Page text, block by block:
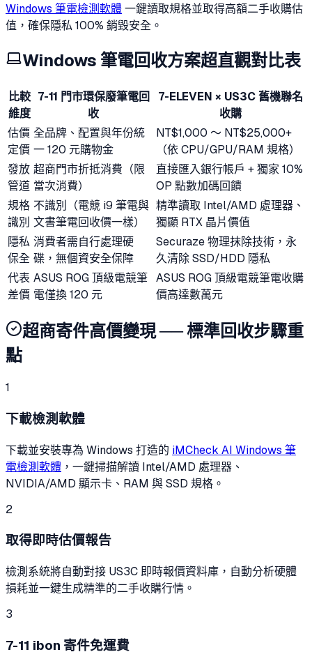
Windows 筆電檢測軟體一鍵讀取規格並取得高額二手收購估
值，確保隱私 100% 銷毀安全。
Windows 筆電回收方案超直觀對比表
比較
維度
7-11 門市環保廢筆電回
收
7-ELEVEN × US3C 舊機聯名
收購
估價
定價
全品牌、配置與年份統
一 120 元購物金
NT$1,000 ～ NT$25,000+
（依 CPU/GPU/RAM 規格）
發放
管道
超商門市折抵消費（限
當次消費）
直接匯入銀行帳戶 + 獨家 10%
OP 點數加碼回饋
規格
識別
不識別（電競 i9 筆電與
文書筆電回收價一樣）
精準讀取 Intel/AMD 處理器、
獨顯 RTX 晶片價值
隱私
保全
消費者需自行處理硬
碟，無個資安全保障
Securaze 物理抹除技術，永
久清除 SSD/HDD 隱私
代表
差價
ASUS ROG 頂級電競筆
電僅換 120 元
ASUS ROG 頂級電競筆電收購
價高達數萬元
超商寄件高價變現 ── 標準回收步驟重
點
1
下載檢測軟體
下載並安裝專為 Windows 打造的 iMCheck AI Windows 筆
電檢測軟體 ，一鍵掃描解讀 Intel/AMD 處理器、
NVIDIA/AMD 顯示卡、RAM 與 SSD 規格。
2
取得即時估價報告
檢測系統將自動對接 US3C 即時報價資料庫，自動分析硬體
損耗並一鍵生成精準的二手收購行情。
3
7-11 ibon 寄件免運費